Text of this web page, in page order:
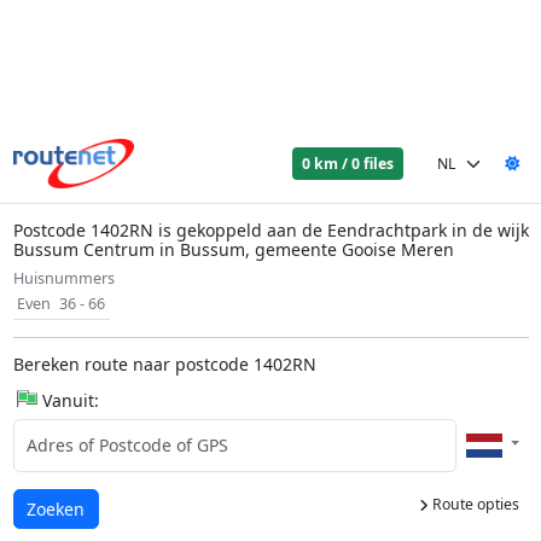
0 km / 0 files
Postcode 1402RN is gekoppeld aan de Eendrachtpark in de wijk
Bussum Centrum in Bussum, gemeente Gooise Meren
Huisnummers
Even 36 - 66
Bereken route naar postcode 1402RN
Vanuit:
Route opties
Laden...
Zoeken